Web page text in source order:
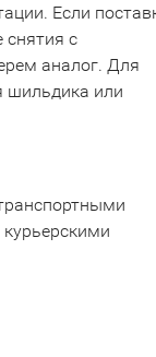
Если
с
аналог. Для
шильдика или